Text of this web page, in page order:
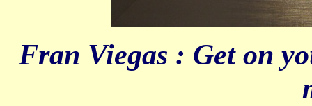
Fran Viegas : Get on